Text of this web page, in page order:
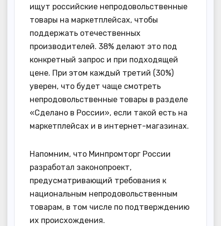
ищут российские непродовольственные
товары на маркетплейсах, чтобы
поддержать отечественных
производителей. 38% делают это под
конкретный запрос и при подходящей
цене. При этом каждый третий (30%)
уверен, что будет чаще смотреть
непродовольственные товары в разделе
«Сделано в России», если такой есть на
маркетплейсах и в интернет-магазинах.
Напомним, что Минпромторг России
разработал законопроект,
предусматривающий требования к
национальным непродовольственным
товарам, в том числе по подтверждению
их происхождения.